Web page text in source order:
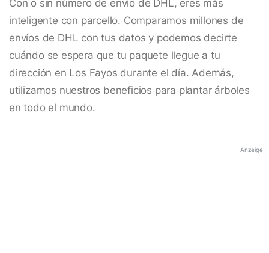
Con o sin número de envío de DHL, eres más
inteligente con parcello. Comparamos millones de
envíos de DHL con tus datos y podemos decirte
cuándo se espera que tu paquete llegue a tu
dirección en Los Fayos durante el día. Además,
utilizamos nuestros beneficios para plantar árboles
en todo el mundo.
Anzeige